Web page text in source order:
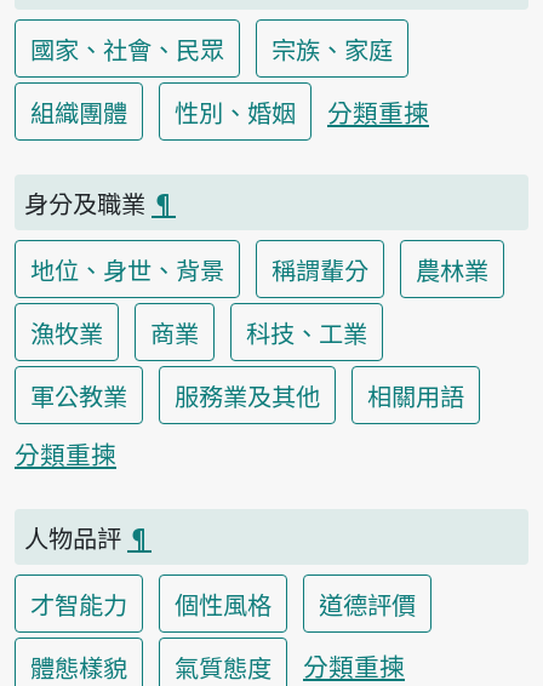
國家、社會、民眾
宗族、家庭
組織團體
性別、婚姻 分類重揀
身分及職業 ¶
地位、身世、背景
稱謂輩分
農林業
漁牧業
商業
科技、工業
軍公教業
服務業及其他
相關用語
分類重揀
人物品評 ¶
才智能力
個性風格
道德評價
體態樣貌
氣質態度 分類重揀